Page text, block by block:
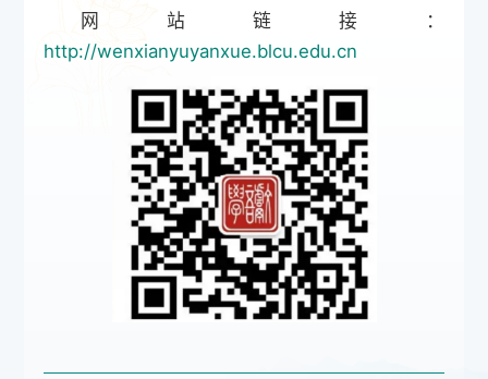
网站链接：
http://wenxianyuyanxue.blcu.edu.cn